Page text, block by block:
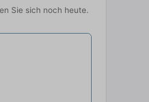
Sie sich noch heute.